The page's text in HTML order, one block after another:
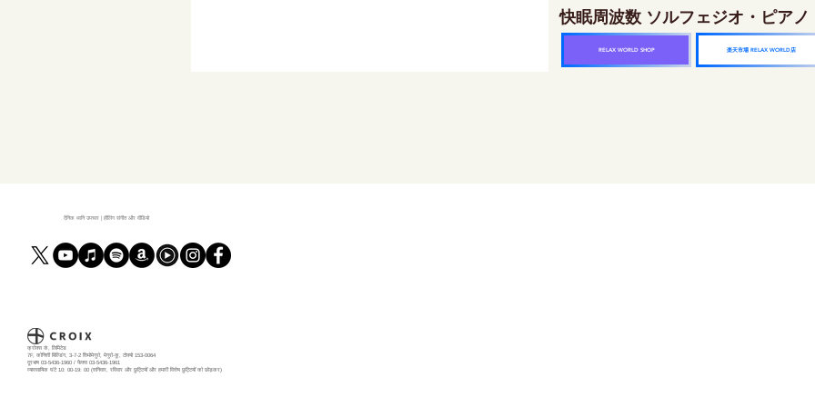
快眠周波数 ソルフェジオ・ピア
RELAX WORLD SHOP 楽天市場 RELAX WORLD店
दैनिक ध्वनि उपचार | हीलिंग संगीत और वीडियो
क्रोक्स कं, लिमिटेड
7F, कोनिशी बिल्डिंग, 3-7-2 शिमोमेगुरो, मेगुरो-कू, टोक्यो 153-0064
दूरभाष 03-5436-1960 / फैक्स 03-5436-1961
व्यावसायिक घंटे 10: 00-19: 00 (शनिवार, रविवार और छुट्टियों और हमारी विशेष छुट्टियों को छोड़कर)